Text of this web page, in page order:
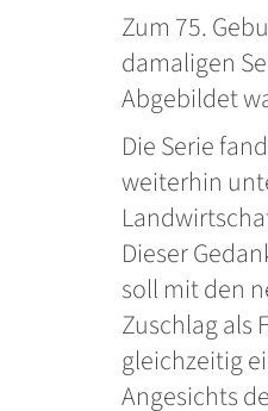
Zum 75.
damaligen
Abgebildet
Die Serie
weiterhin
Dieser
soll mit den
Zuschlag als
gleichzeitig
Angesichts